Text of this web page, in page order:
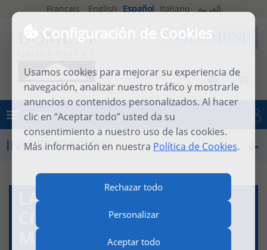
Configuración de Cookies
Usamos cookies para mejorar su experiencia de
navegación, analizar nuestro tráfico y mostrarle
anuncios o contenidos personalizados. Al hacer
clic en “Aceptar todo” usted da su
consentimiento a nuestro uso de las cookies.
Más información en nuestra Política de Cookies.
Rechazar todo
Personalizar
Aceptar todo
Français English Español Italiano العربية
MENÚ
INVESTIGACIÓN
LA PERSPECTIVA
CIENTÍFICA (FERNANDO
MUÑOZ BOX)